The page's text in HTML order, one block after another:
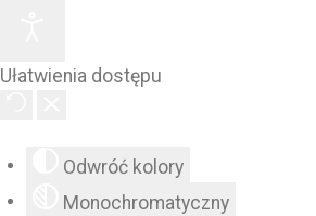
Ułatwienia dostępu
Odwróć kolory
Monochromatyczny